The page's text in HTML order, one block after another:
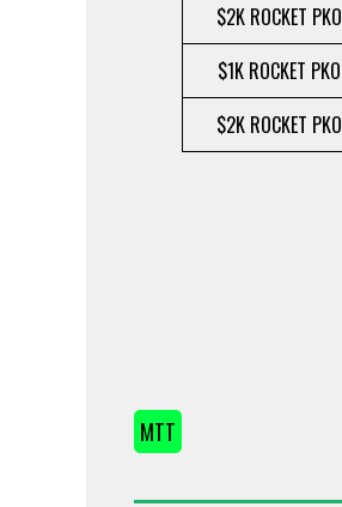
$2K ROCKET PKO
$1K ROCKET PKO
$2K ROCKET PKO
MTT